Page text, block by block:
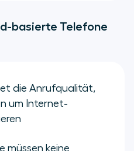
basierte Telefone
die Anrufqualität,
um Internet-
müssen keine